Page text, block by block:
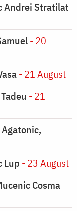
Andrei Stratilat
- 20
- 21 August
- 21
Lup - 23 August
Cosma